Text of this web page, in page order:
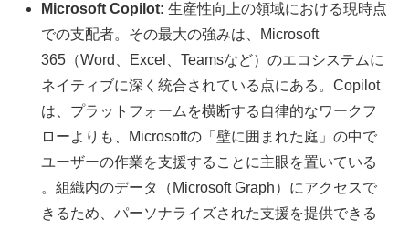
Microsoft Copilot: 生産性向上の領域における現時点
での支配者。その最大の強みは、Microsoft
365（Word、Excel、Teamsなど）のエコシステムに
ネイティブに深く統合されている点にある。Copilot
は、プラットフォームを横断する自律的なワークフ
ローよりも、Microsoftの「壁に囲まれた庭」の中で
ユーザーの作業を支援することに主眼を置いている
。組織内のデータ（Microsoft Graph）にアクセスで
きるため、パーソナライズされた支援を提供できる